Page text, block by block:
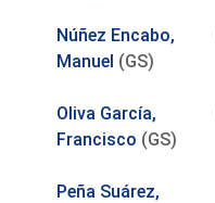
Núñez Encabo,
Manuel (GS)
Oliva García,
Francisco (GS)
Peña Suárez,